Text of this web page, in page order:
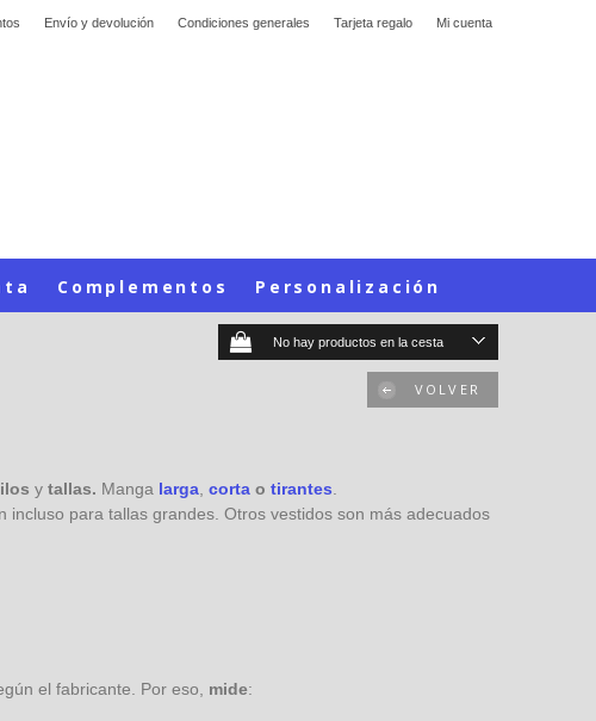
Envío y devolución Condiciones generales Tarjeta regalo Mi cuenta
Complementos Personalización
No hay productos en la cesta
VOLVER
y tallas. Manga larga corta o tirantes
incluso para tallas grandes. Otros vestidos son más adecuados
el fabricante. Por eso, mide: